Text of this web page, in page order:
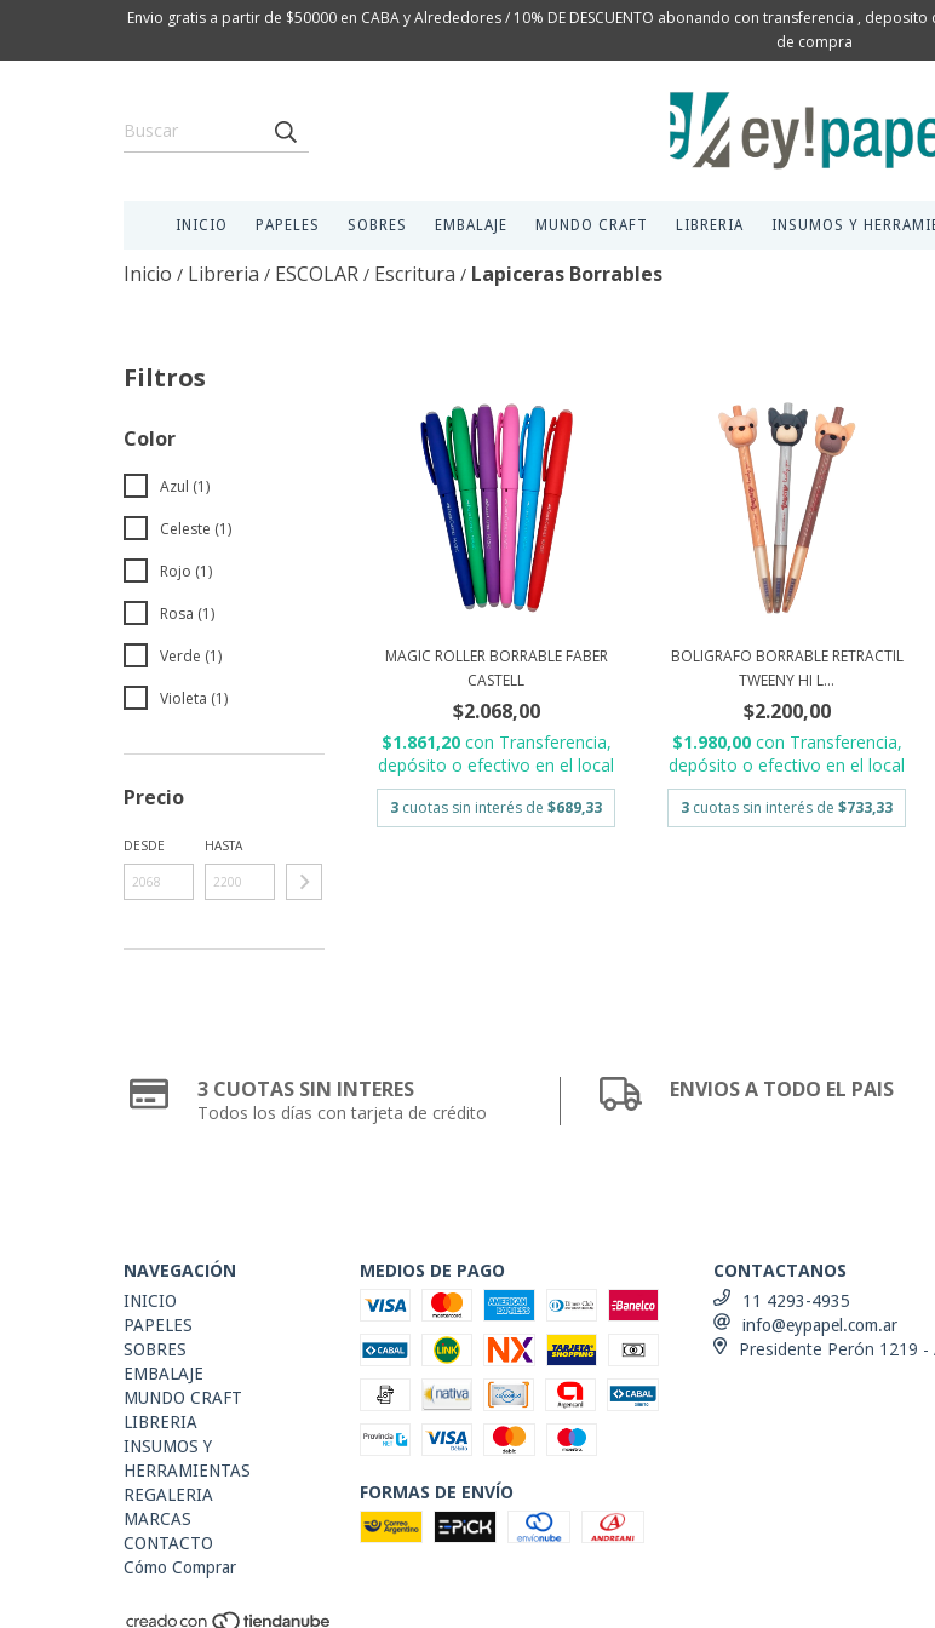
Envio gratis a partir de $50000 en CABA y Alrededores / 10% DE DESCUENTO abonando con transferencia ,
de compra
INICIO PAPELES SOBRES EMBALAJE MUNDO CRAFT LIBRERIA INSUMOS Y
Inicio / Libreria / ESCOLAR / Escritura / Lapiceras Borrables
Filtros
Color
Azul (1)
Celeste (1)
Rojo (1)
Rosa (1)
Verde (1)
Violeta (1)
Precio
DESDE HASTA
MAGIC ROLLER BORRABLE FABER
CASTELL
$2.068,00
$1.861,20 con Transferencia,
depósito o efectivo en el local
3 cuotas sin interés de$689,33
BOLIGRAFO BORRABLE RETRACTIL
TWEENY HI L...
$2.200,00
$1.980,00 con Transferencia,
depósito o efectivo en el local
3 cuotas sin interés de$733,33
3 CUOTAS SIN INTERES
Todos los días con tarjeta de crédito
ENVIOS A TODO EL PAIS
NAVEGACIÓN
INICIO
PAPELES
SOBRES
EMBALAJE
MUNDO CRAFT
LIBRERIA
INSUMOS Y
HERRAMIENTAS
REGALERIA
MARCAS
CONTACTO
Cómo Comprar
MEDIOS DE PAGO
FORMAS DE ENVÍO
CONTACTANOS
11 4293-4935
info@eypapel.com.ar
Presidente Perón 1219 -